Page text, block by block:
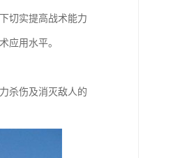
切实提高战术能力
应用水平。
杀伤及消灭敌人的